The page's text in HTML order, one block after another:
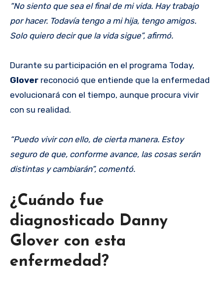
“No siento que sea el final de mi vida. Hay trabajo
por hacer. Todavía tengo a mi hija, tengo amigos.
Solo quiero decir que la vida sigue”, afirmó.
Durante su participación en el programa Today,
Glover reconoció que entiende que la enfermedad
evolucionará con el tiempo, aunque procura vivir
con su realidad.
“Puedo vivir con ello, de cierta manera. Estoy
seguro de que, conforme avance, las cosas serán
distintas y cambiarán”, comentó.
¿Cuándo fue
diagnosticado Danny
Glover con esta
enfermedad?